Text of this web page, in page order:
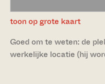
toon op grote kaart
Goed om te weten: de
werkelijke locatie (hij